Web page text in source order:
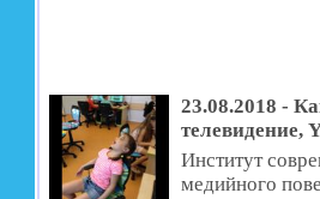
23.08.2018 -
телевидение,
Институт
медийного